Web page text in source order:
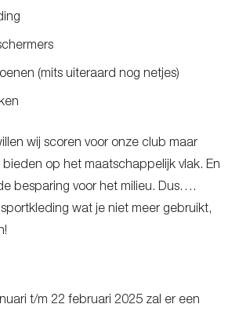
(mits uiteraard nog netjes)
wij scoren voor onze club maar
op het maatschappelijk vlak. En
besparing voor het milieu. Dus….
wat je niet meer gebruikt,
t/m 22 februari 2025 zal er een